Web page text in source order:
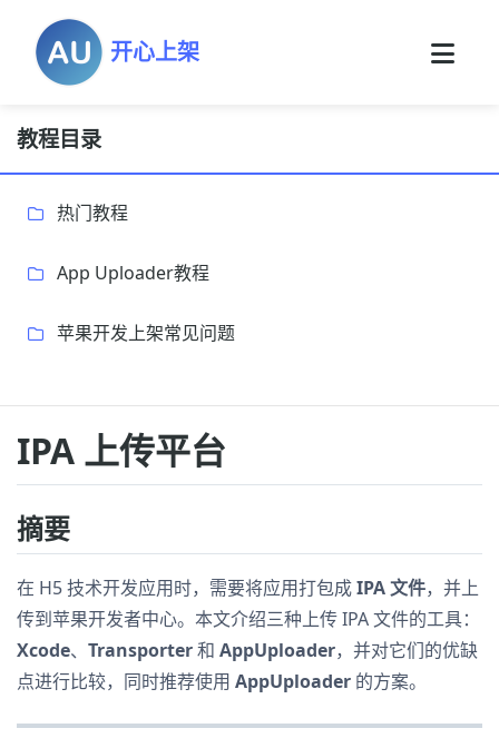
开心上架
教程目录
热门教程
App Uploader教程
苹果开发上架常见问题
IPA 上传平台
摘要
在 H5 技术开发应用时，需要将应用打包成IPA 文件，并上
传到苹果开发者中心。本文介绍三种上传 IPA 文件的工具：
Xcode、 Transporter和 AppUploader，并对它们的优缺
点进行比较，同时推荐使用 AppUploader 的方案。